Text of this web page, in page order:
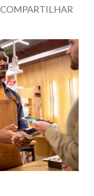
COMPARTILHAR